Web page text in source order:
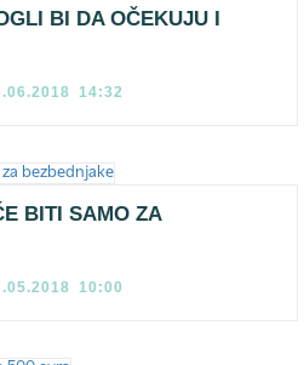
BI DA OČEKUJU I
14:32
BITI SAMO ZA
10:00